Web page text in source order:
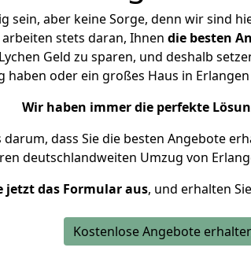
aber keine Sorge, denn wir sind
stets daran, Ihnen die besten
Geld zu sparen, und deshalb
haben oder ein großes Haus in
Wir haben immer die perfekte
dass Sie die besten Angebote
deutschlandweiten Umzug von
jetzt das Formular aus, und erhalten
Kostenlose Angebote